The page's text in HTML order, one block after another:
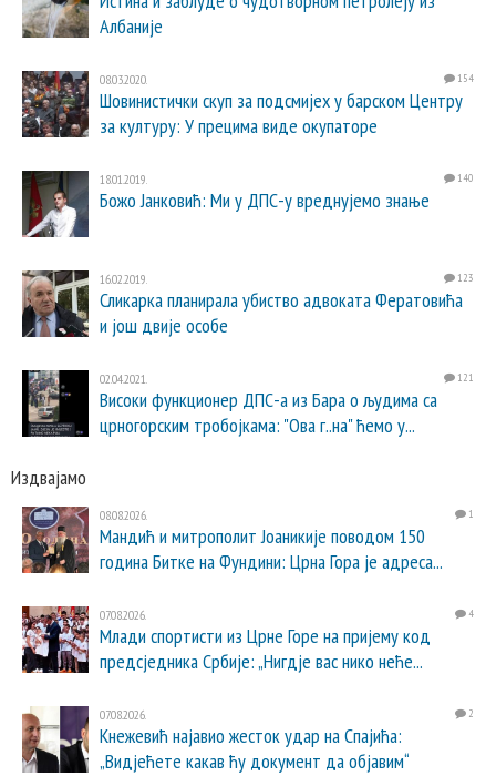
Албаније
08.03.2020. 154
Шовинистички скуп за подсмијех у барском Центру
за културу: У прецима виде окупаторе
18.01.2019. 140
Божо Јанковић: Ми у ДПС-у вреднујемо знање
16.02.2019. 123
Сликарка планирала убиство адвоката Фератовића
и још двије особе
02.04.2021. 121
Високи функционер ДПС-а из Бара о људима са
црногорским тробојкама: "Ова г..на" ћемо у...
Издвајамо
08.08.2026. 1
Мандић и митрополит Јоаникије поводом 150
година Битке на Фундини: Црна Гора је адреса...
07.08.2026. 4
Млади спортисти из Црне Горе на пријему код
предсједника Србије: „Нигдје вас нико неће...
07.08.2026. 2
Кнежевић најавио жесток удар на Спајића:
„Видјећете какав ћу документ да објавим“